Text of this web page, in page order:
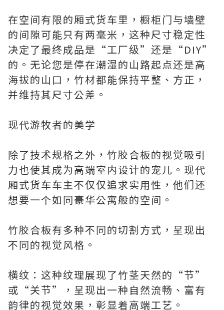
在空间有限的厢式货车里，橱柜门与墙壁
的间隙可能只有两毫米，这种尺寸稳定性
决定了最终成品是“工厂级”还是“DIY”
的。无论您是停在潮湿的山路起点还是高
海拔的山口，竹材都能保持平整、方正，
并维持其尺寸公差。
现代游牧者的美学
除了技术规格之外，竹胶合板的视觉吸引
力也使其成为高端室内设计的宠儿。现代
厢式货车车主不仅仅追求实用性，他们还
想要一个如同豪华公寓般的空间。
竹胶合板有多种不同的切割方式，呈现出
不同的视觉风格。
横纹：这种纹理展现了竹茎天然的“节”
或“关节”，呈现出一种自然流畅、富有
韵律的视觉效果，彰显着高端工艺。